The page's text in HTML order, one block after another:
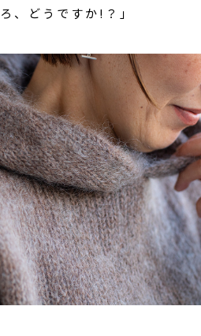
、どうですか!？」